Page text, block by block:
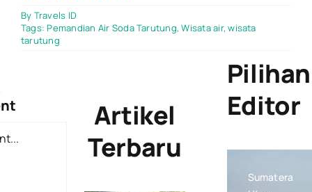
By Travels ID
Tags:Pemandian Air Soda Tarutung,Wisata air,wisata
tarutung
Artikel
Terbaru
Pilihan
Editor
Sumatera